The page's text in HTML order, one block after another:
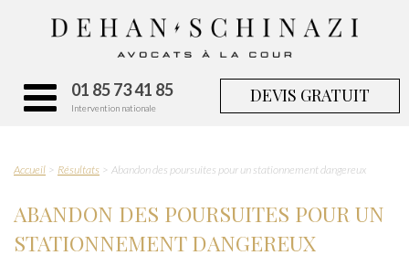
01 85 73 41 85
Intervention nationale
DEVIS GRATUIT
Accueil Résultats Abandon des poursuites pour un stationnement dangereux
ABANDON DES POURSUITES POUR UN
STATIONNEMENT DANGEREUX